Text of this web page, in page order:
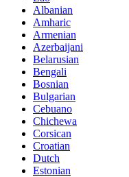
Albanian
Amharic
Armenian
Azerbaijani
Belarusian
Bengali
Bosnian
Bulgarian
Cebuano
Chichewa
Corsican
Croatian
Dutch
Estonian